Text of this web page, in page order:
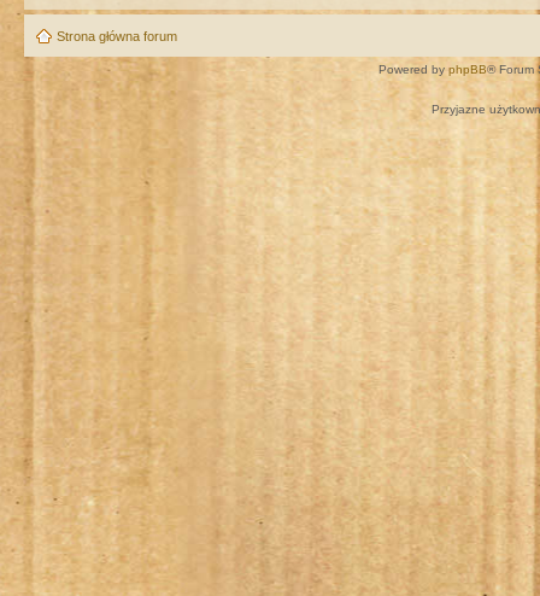
Strona główna forum
Powered by phpBB® Forum
Przyjazne